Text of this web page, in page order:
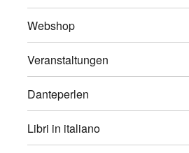
Webshop
Veranstaltungen
Danteperlen
Libri in italiano